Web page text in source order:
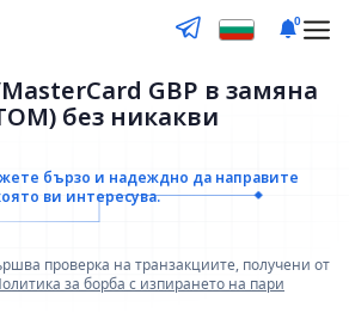
0
GBP в замяна
без никакви
бързо и надеждно да направите
ви интересува.
проверка на транзакциите, получени от
за борба с изпирането на пари